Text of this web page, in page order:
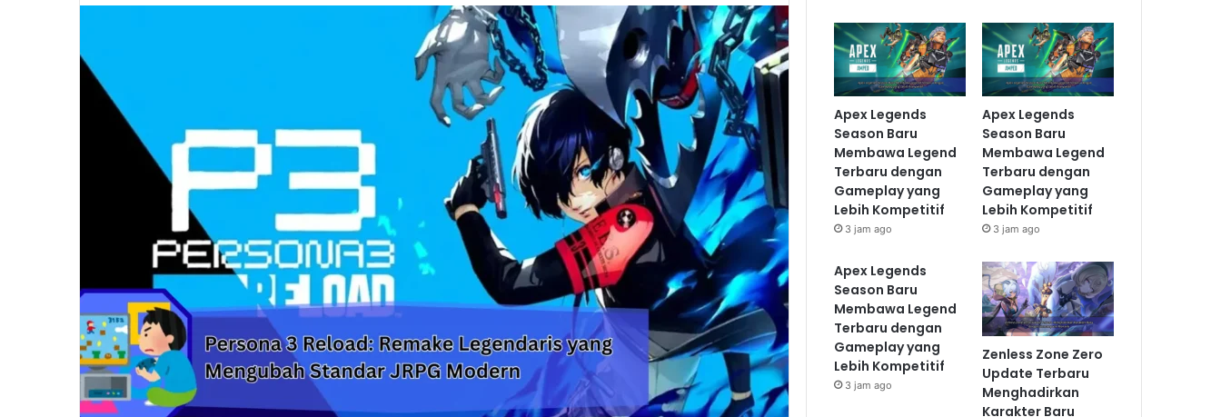
Apex Legends
Season Baru
Membawa Legend
Terbaru dengan
Gameplay yang
Lebih Kompetitif
3 jam ago
Apex Legends
Season Baru
Membawa Legend
Terbaru dengan
Gameplay yang
Lebih Kompetitif
3 jam ago
Apex Legends
Season Baru
Membawa Legend
Terbaru dengan
Gameplay yang
Lebih Kompetitif
3 jam ago
Zenless Zone Zero
Update Terbaru
Menghadirkan
Karakter Baru